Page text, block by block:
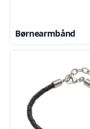
Børnearmbånd